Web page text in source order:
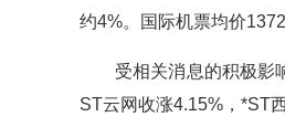
约4%。国际机票均价
受相关消息的积极影
ST云网收涨4.15%，*ST